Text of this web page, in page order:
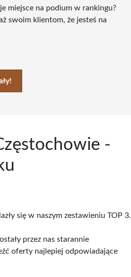
miejsce na podium w rankingu?
swoim klientom, że jesteś na
-
się w naszym zestawieniu TOP 3.
przez nas starannie
oferty najlepiej odpowiadające